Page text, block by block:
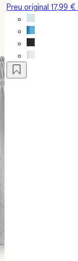
Preu original17,99 €